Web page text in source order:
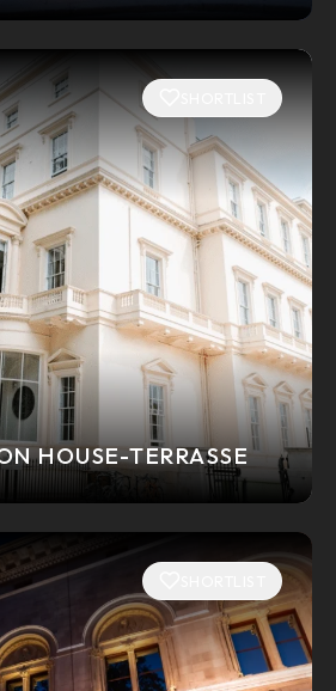
HOUSE-TERRASSE